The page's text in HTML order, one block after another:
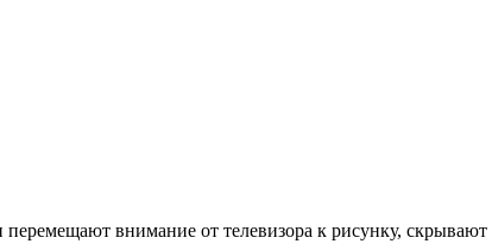
внимание от телевизора к рисунку, скрывают